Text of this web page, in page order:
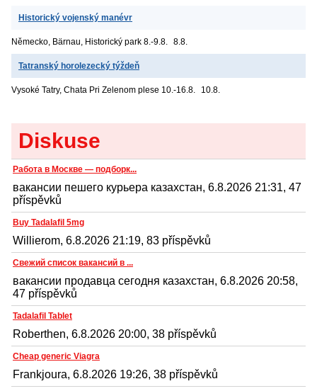
Historický vojenský manévr
Německo, Bärnau, Historický park 8.-9.8. 8.8.
Tatranský horolezecký týždeň
Vysoké Tatry, Chata Pri Zelenom plese 10.-16.8. 10.8.
Diskuse
Работа в Москве — подборк...
вакансии пешего курьера казахстан, 6.8.2026 21:31, 47
příspěvků
Buy Tadalafil 5mg
Willierom, 6.8.2026 21:19, 83 příspěvků
Свежий список вакансий в ...
вакансии продавца сегодня казахстан, 6.8.2026 20:58,
47 příspěvků
Tadalafil Tablet
Roberthen, 6.8.2026 20:00, 38 příspěvků
Cheap generic Viagra
Frankjoura, 6.8.2026 19:26, 38 příspěvků